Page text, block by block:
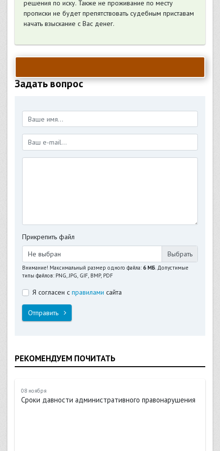
решения по иску. Также не проживание по месту
прописки не будет препятствовать судебным приставам
начать взыскание с Вас денег.
Задать вопрос
Прикрепить файл
Не выбран
Внимание! Максимальный размер одного файла: 6 МБ. Допустимые
типы файлов: PNG, JPG, GIF, BMP, PDF
Я согласен с правилами сайта
Отправить
РЕКОМЕНДУЕМ ПОЧИТАТЬ
08 ноября
Сроки давности административного правонарушения